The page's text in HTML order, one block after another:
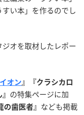
い本」を作るのでし
オを取材したレポー
オン 』『クラシカロ
の特集ページに加
の歯医者』 なども掲載